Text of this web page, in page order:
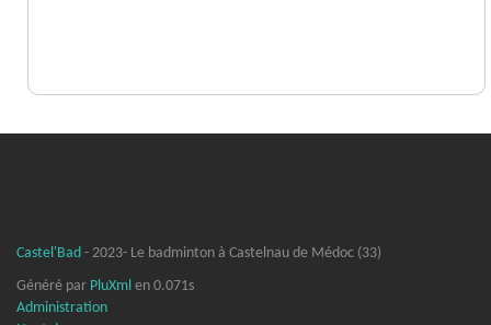
Castel'Bad - 2023- Le badminton à Castelnau de Médoc (33)
Généré par PluXml en 0.071s
Administration